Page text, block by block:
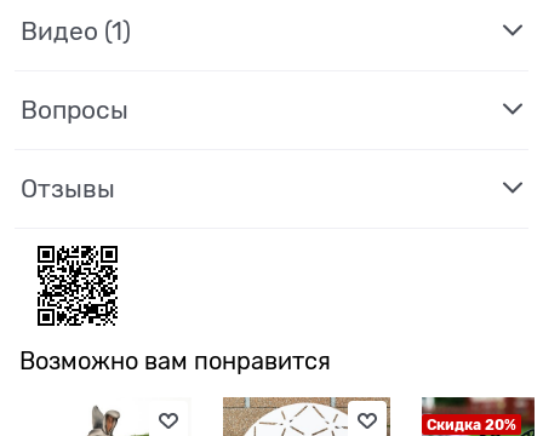
Видео (1)
Вопросы
Отзывы
Возможно вам понравится
Скидка 20%